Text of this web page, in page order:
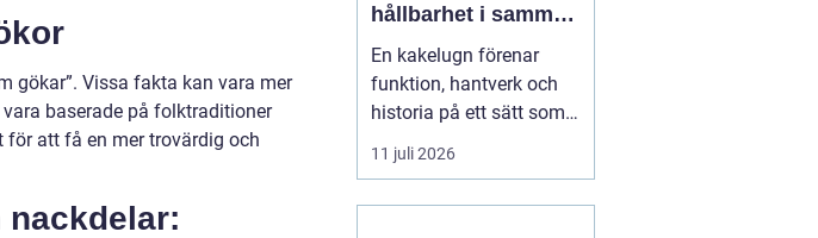
gökar”. Vissa fakta kan vara mer
baserade på folktraditioner
att få en mer trovärdig och
nackdelar:
hållbarhet i samma
eldstad
En kakelugn förenar
funktion, hantverk och
historia på ett sätt som
få andra
inredningsdetaljer gör.
11 juli 2026